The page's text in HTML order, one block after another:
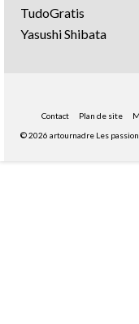
TudoGratis
Yasushi Shibata
Contact Plan de site
© 2026 artournadre Les